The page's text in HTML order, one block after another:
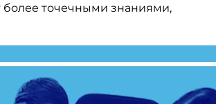
более точечными знаниями,